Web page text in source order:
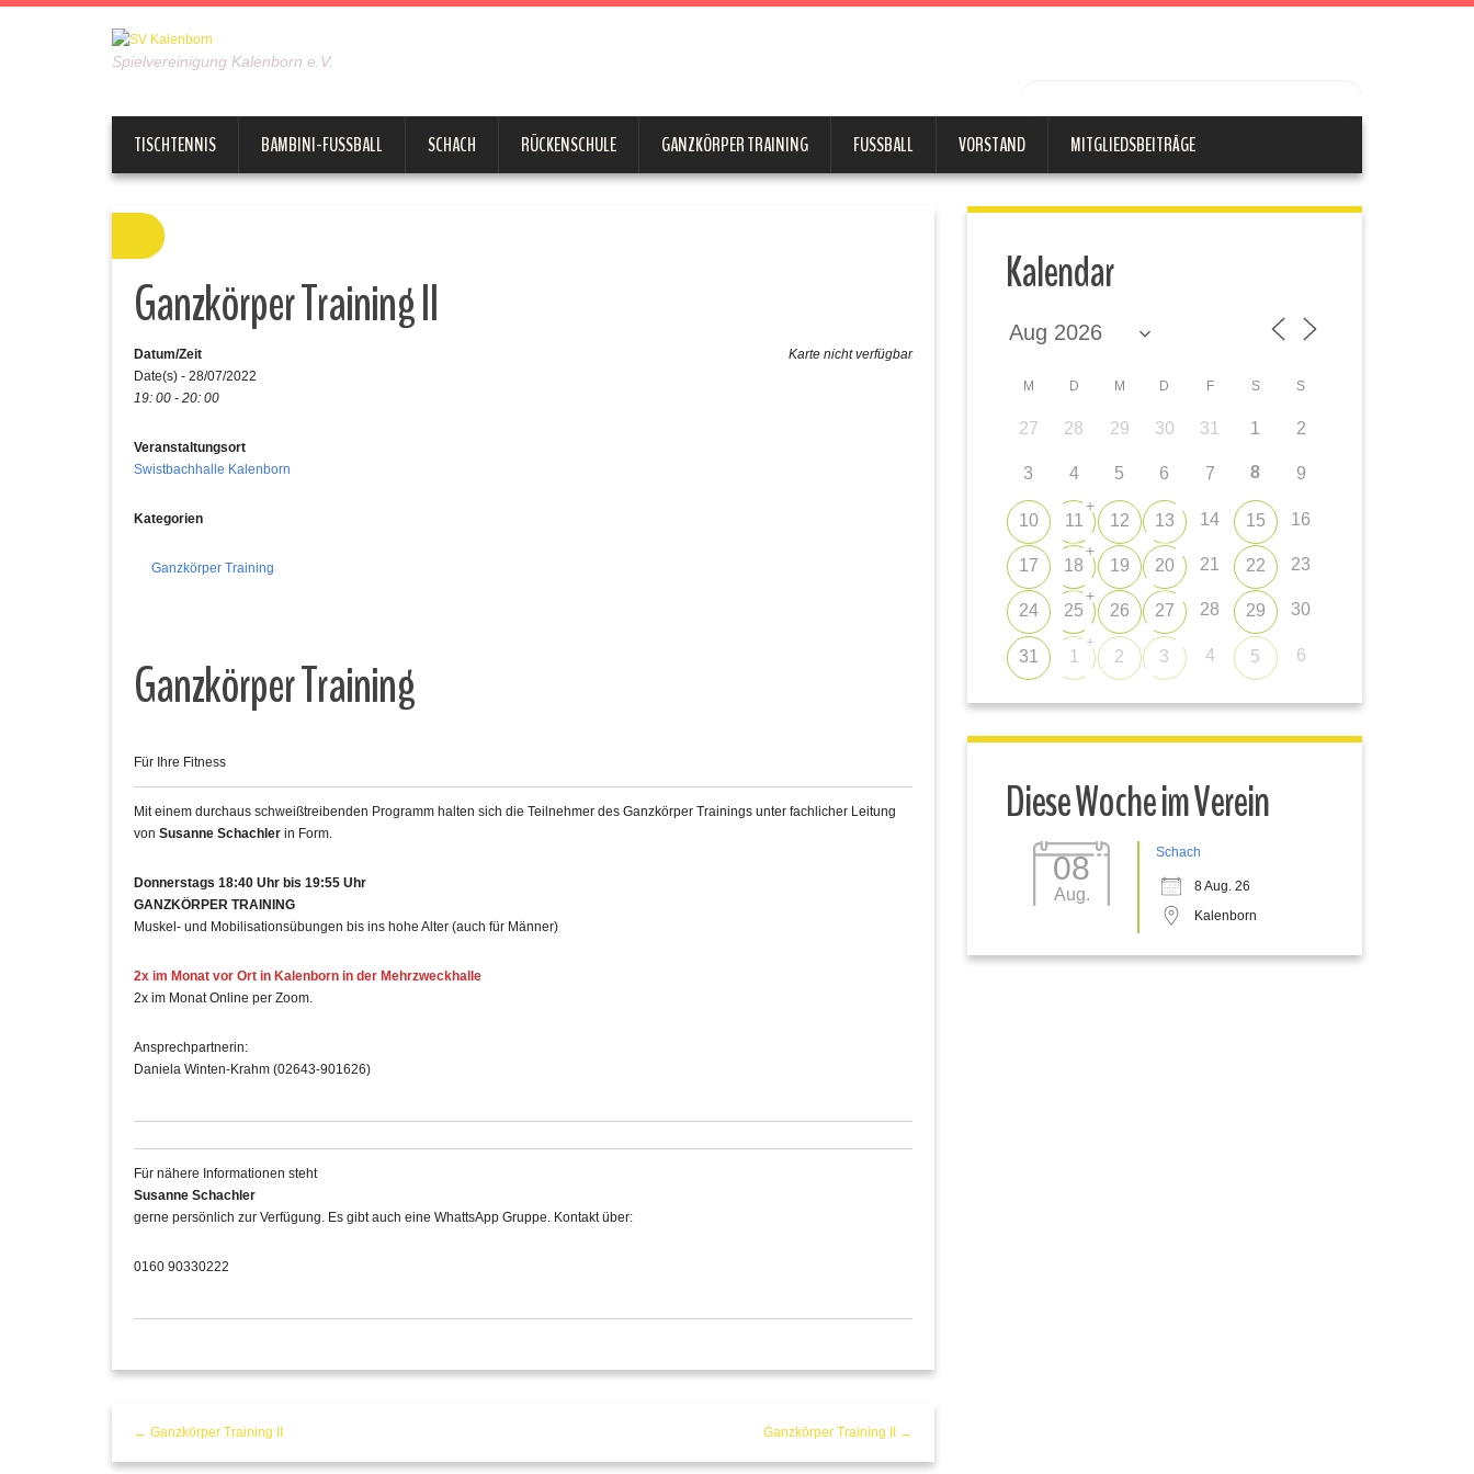
Spielvereinigung Kalenborn e.V.
TISCHTENNIS BAMBINI-FUSSBALL SCHACH RÜCKENSCHULE GANZKÖRPER TRAINING FUSSBALL VORSTAND MITGLIEDSBEITRÄGE
Ganzkörper Training II
Karte nicht verfügbar
Datum/Zeit
Date(s) - 28/07/2022
19: 00 - 20: 00
Veranstaltungsort
Swistbachhalle Kalenborn
Kategorien
Ganzkörper Training
Ganzkörper Training
Für Ihre Fitness
Mit einem durchaus schweißtreibenden Programm halten sich die Teilnehmer des Ganzkörper Trainings unter fachlicher Leitung
von Susanne Schachler in Form.
Donnerstags 18:40 Uhr bis 19:55 Uhr
GANZKÖRPER TRAINING
Muskel- und Mobilisationsübungen bis ins hohe Alter (auch für Männer)
2x im Monat vor Ort in Kalenborn in der Mehrzweckhalle
2x im Monat Online per Zoom.
Ansprechpartnerin:
Daniela Winten-Krahm (02643-901626)
Für nähere Informationen steht
Susanne Schachler
gerne persönlich zur Verfügung. Es gibt auch eine WhattsApp Gruppe. Kontakt über:
0160 90330222
← Ganzkörper Training II Ganzkörper Training II →
Kalendar
M D M D F S S
27 28 29 30 31 1 2
3 4 5 6 7 8 9
10 11
+
12 13 14 15 16
17 18
+
19 20 21 22 23
24 25
+
26 27 28 29 30
31 1
+
2 3 4 5 6
Diese Woche im Verein
08
Aug.
Schach
8 Aug. 26
Kalenborn